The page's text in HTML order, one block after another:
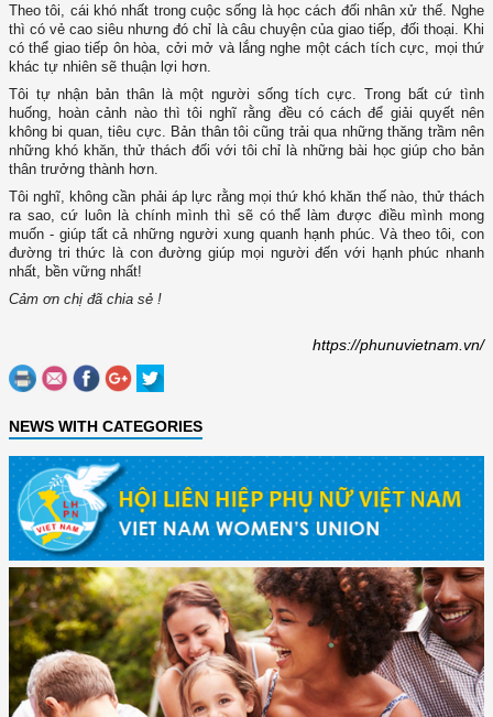
Theo tôi, cái khó nhất trong cuộc sống là học cách đối nhân xử thế. Nghe
thì có vẻ cao siêu nhưng đó chỉ là câu chuyện của giao tiếp, đối thoại. Khi
có thể giao tiếp ôn hòa, cởi mở và lắng nghe một cách tích cực, mọi thứ
khác tự nhiên sẽ thuận lợi hơn.
Tôi tự nhận bản thân là một người sống tích cực. Trong bất cứ tình
huống, hoàn cảnh nào thì tôi nghĩ rằng đều có cách để giải quyết nên
không bi quan, tiêu cực. Bản thân tôi cũng trải qua những thăng trầm nên
những khó khăn, thử thách đối với tôi chỉ là những bài học giúp cho bản
thân trưởng thành hơn.
Tôi nghĩ, không cần phải áp lực rằng mọi thứ khó khăn thế nào, thử thách
ra sao, cứ luôn là chính mình thì sẽ có thể làm được điều mình mong
muốn - giúp tất cả những người xung quanh hạnh phúc. Và theo tôi, con
đường tri thức là con đường giúp mọi người đến với hạnh phúc nhanh
nhất, bền vững nhất!
Cảm ơn chị đã chia sẻ !
https://phunuvietnam.vn/
NEWS WITH CATEGORIES